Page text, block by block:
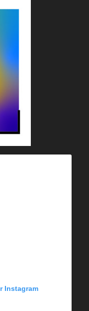
Instagram